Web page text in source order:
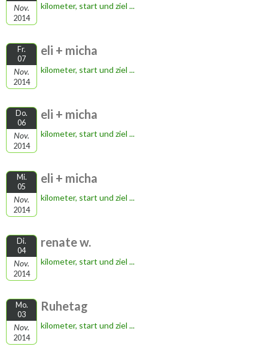
Nov.
2014
kilometer, start und ziel ...
Fr.
07
Nov.
2014
eli + micha
kilometer, start und ziel ...
Do.
06
Nov.
2014
eli + micha
kilometer, start und ziel ...
Mi.
05
Nov.
2014
eli + micha
kilometer, start und ziel ...
Di.
04
Nov.
2014
renate w.
kilometer, start und ziel ...
Mo.
03
Nov.
2014
Ruhetag
kilometer, start und ziel ...